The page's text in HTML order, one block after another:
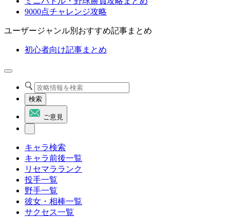
9000点チャレンジ攻略
ユーザージャンル別おすすめ記事まとめ
初心者向け記事まとめ
検索
ご意見
キャラ検索
キャラ前後一覧
リセマラランク
投手一覧
野手一覧
彼女・相棒一覧
サクセス一覧